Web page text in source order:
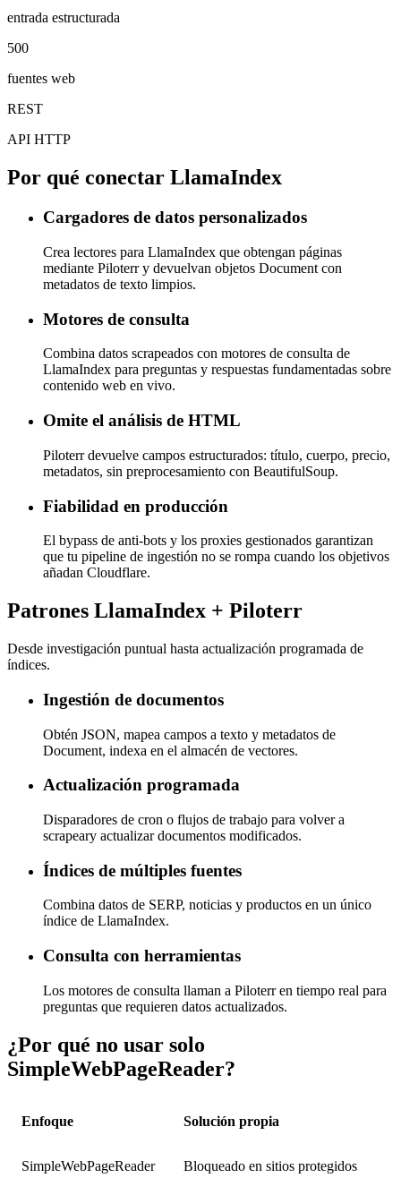
entrada estructurada
500
fuentes web
REST
API HTTP
Por qué conectar LlamaIndex
Cargadores de datos personalizados
Crea lectores para LlamaIndex que obtengan páginas
mediante Piloterr y devuelvan objetos Document con
metadatos de texto limpios.
Motores de consulta
Combina datos scrapeados con motores de consulta de
LlamaIndex para preguntas y respuestas fundamentadas sobre
contenido web en vivo.
Omite el análisis de HTML
Piloterr devuelve campos estructurados: título, cuerpo, precio,
metadatos, sin preprocesamiento con BeautifulSoup.
Fiabilidad en producción
El bypass de anti-bots y los proxies gestionados garantizan
que tu pipeline de ingestión no se rompa cuando los objetivos
añadan Cloudflare.
Patrones LlamaIndex + Piloterr
Desde investigación puntual hasta actualización programada de
índices.
Ingestión de documentos
Obtén JSON, mapea campos a texto y metadatos de
Document, indexa en el almacén de vectores.
Actualización programada
Disparadores de cron o flujos de trabajo para volver a
scrapeary actualizar documentos modificados.
Índices de múltiples fuentes
Combina datos de SERP, noticias y productos en un único
índice de LlamaIndex.
Consulta con herramientas
Los motores de consulta llaman a Piloterr en tiempo real para
preguntas que requieren datos actualizados.
¿Por qué no usar solo
SimpleWebPageReader?
Enfoque Solución propia
SimpleWebPageReader Bloqueado en sitios protegidos